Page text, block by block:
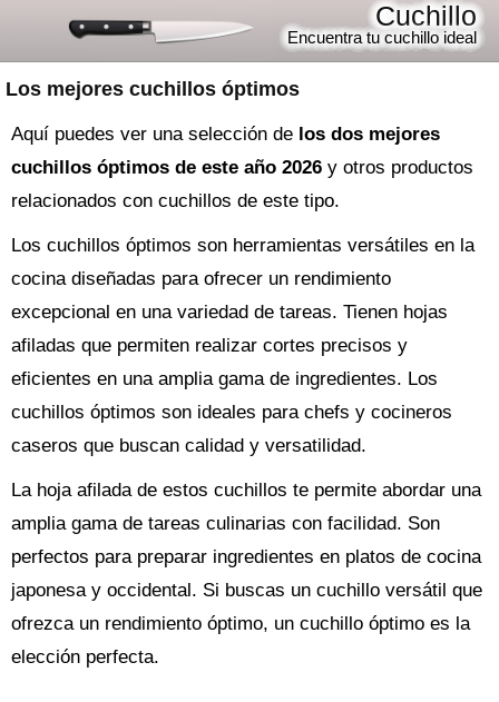
Los mejores cuchillos óptimos
Cuchillo
Encuentra tu cuchillo ideal
Aquí puedes ver una selección de los dos mejores
cuchillos óptimos de este año 2026 y otros productos
relacionados con cuchillos de este tipo.
Los cuchillos óptimos son herramientas versátiles en la
cocina diseñadas para ofrecer un rendimiento
excepcional en una variedad de tareas. Tienen hojas
afiladas que permiten realizar cortes precisos y
eficientes en una amplia gama de ingredientes. Los
cuchillos óptimos son ideales para chefs y cocineros
caseros que buscan calidad y versatilidad.
La hoja afilada de estos cuchillos te permite abordar una
amplia gama de tareas culinarias con facilidad. Son
perfectos para preparar ingredientes en platos de cocina
japonesa y occidental. Si buscas un cuchillo versátil que
ofrezca un rendimiento óptimo, un cuchillo óptimo es la
elección perfecta.